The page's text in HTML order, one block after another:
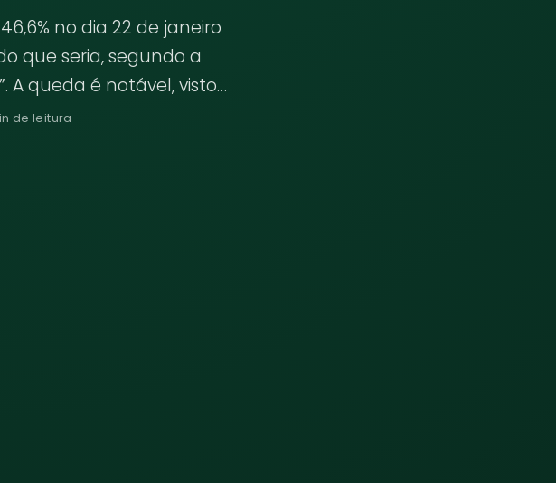
no dia 22 de janeiro
que seria, segundo a
A queda é notável, visto…
de leitura